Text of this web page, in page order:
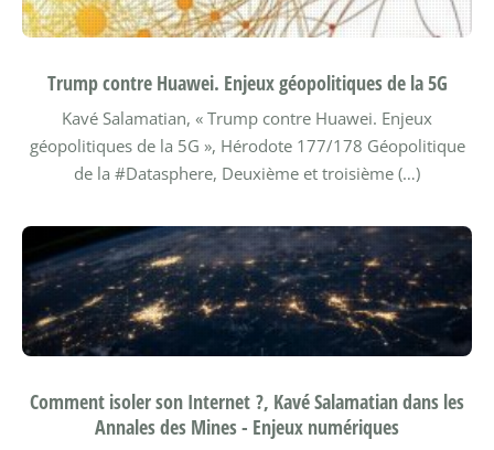
Trump contre Huawei. Enjeux géopolitiques de la 5G
Kavé Salamatian, « Trump contre Huawei. Enjeux
géopolitiques de la 5G », Hérodote 177/178 Géopolitique
de la #Datasphere, Deuxième et troisième (…)
Comment isoler son Internet ?, Kavé Salamatian dans les
Annales des Mines - Enjeux numériques